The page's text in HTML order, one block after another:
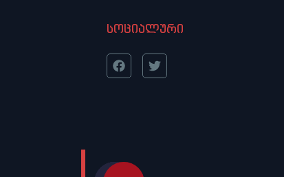
სოციალური